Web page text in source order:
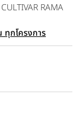
RAMA
ทุกโครงการ